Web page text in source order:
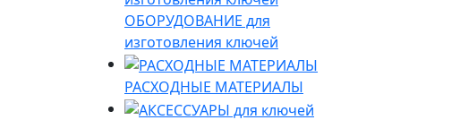
ОБОРУДОВАНИЕ для
изготовления ключей
РАСХОДНЫЕ МАТЕРИАЛЫ